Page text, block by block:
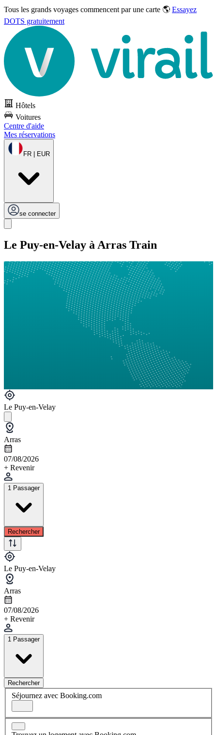
Tous les grands voyages commencent par une carte 🌎 Essayez
DOTS gratuitement
Hôtels
Voitures
Centre d'aide
Mes réservations
FR | EUR
se connecter
Le Puy-en-Velay à Arras Train
Le Puy-en-Velay
Arras
07/08/2026
+ Revenir
1 Passager
Rechercher
Le Puy-en-Velay
Arras
07/08/2026
+ Revenir
1 Passager
Rechercher
Séjournez avec Booking.com